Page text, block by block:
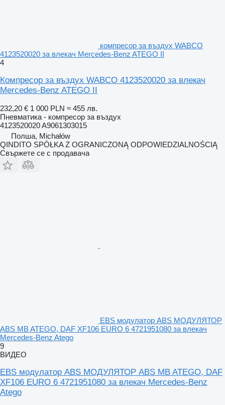
компресор за въздух WABCO
4123520020 за влекач Mercedes-Benz ATEGO II
4
Компресор за въздух WABCO 4123520020 за влекач
Mercedes-Benz ATEGO II
232,20 € 1 000 PLN ≈ 455 лв.
Пневматика - компресор за въздух
4123520020 A9061303015
Полша, Michałów
QINDITO SPÓŁKA Z OGRANICZONĄ ODPOWIEDZIALNOŚCIĄ
Свържете се с продавача
EBS модулатор ABS МОДУЛЯТОР
ABS MB ATEGO, DAF XF106 EURO 6 4721951080 за влекач
Mercedes-Benz Atego
9
ВИДЕО
EBS модулатор ABS МОДУЛЯТОР ABS MB ATEGO, DAF
XF106 EURO 6 4721951080 за влекач Mercedes-Benz
Atego